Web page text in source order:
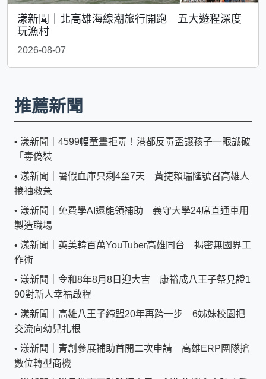
漾新聞｜北高雄海線潮旅行開跑 五大遊程深度
玩漁村
2026-08-07
推薦新聞
• 漾新聞｜4599幅童畫拒毒！港都反毒盃讓孩子一眼識破
「毒偽裝
• 漾新聞｜暑假血庫只剩4至7天 黃捷賴瑞隆號召高雄人
捲袖救急
• 漾新聞｜免費學AI還能領補助 義守大學24席直通車用
製造職場
• 漾新聞｜英美韓百萬YouTuber高雄同台 揭密無國界工
作術
• 漾新聞｜令和8年8月8日迎大吉 康裕成八王子祭見證1
90對新人幸福啟程
• 漾新聞｜高雄八王子締盟20年再跨一步 6姊妹校園把
交流向幼兒扎根
• 漾新聞｜青創參展補助首開二次申請 高雄ERP團隊搶
數位轉型商機